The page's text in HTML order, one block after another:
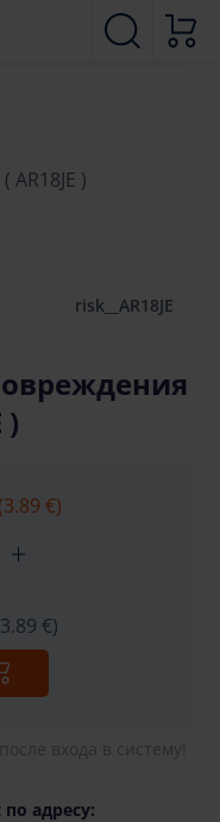
)
risk__AR18JE
)
€)
€)
входа в систему!
адресу: